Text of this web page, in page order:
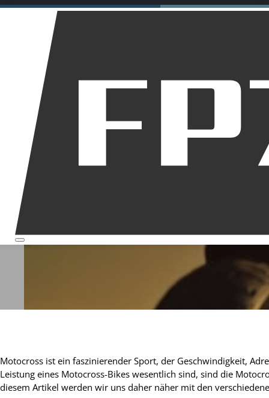
Motorräder
Dirt Bikes
Downhill
Allgemein
Über mich
Motocross ist ein faszinierender Sport, der Geschwindigkeit,
Leistung eines Motocross-Bikes wesentlich sind, sind die
diesem Artikel werden wir uns daher näher mit den